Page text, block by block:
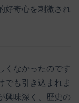
好奇心を刺激され
くなかったのです
でも引き込まれま
興味深く、歴史の